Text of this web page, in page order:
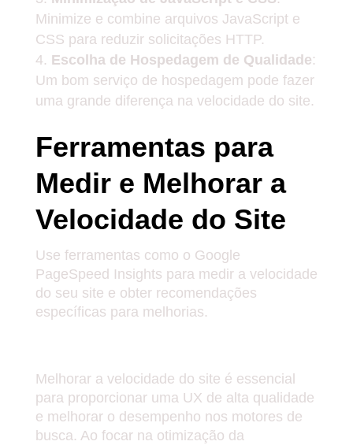
Minimize e combine arquivos JavaScript e
CSS para reduzir solicitações HTTP.
Escolha de Hospedagem de Qualidade:
Um bom serviço de hospedagem pode fazer
uma grande diferença na velocidade do site.
Ferramentas para
Medir e Melhorar a
Velocidade do Site
Use ferramentas como o Google
PageSpeed Insights para medir a velocidade
do seu site e obter recomendações
específicas para melhorias.
Melhorar a velocidade do site é essencial
para proporcionar uma UX de alta qualidade
e melhorar o desempenho nos motores de
busca. Ao focar na otimização da